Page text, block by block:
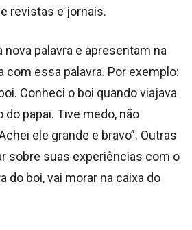
revistas e jornais.
nova palavra e apresentam na
com essa palavra. Por exemplo:
Conheci o boi quando viajava
do papai. Tive medo, não
ele grande e bravo”. Outras
sobre suas experiências com o
do boi, vai morar na caixa do